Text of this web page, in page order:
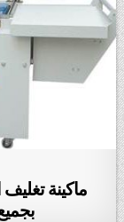
ماكينة تغليف